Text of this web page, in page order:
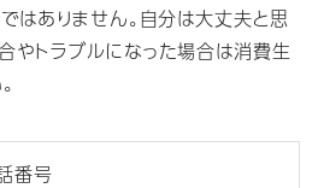
はありません。自分は大丈夫と思
やトラブルになった場合は消費生
番号